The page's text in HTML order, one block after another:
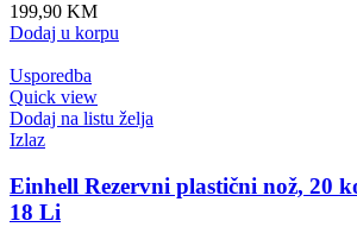
199,90 KM
Dodaj u korpu
Usporedba
Quick view
Dodaj na listu želja
Izlaz
Einhell Rezervni plastični nož, 20
18 Li